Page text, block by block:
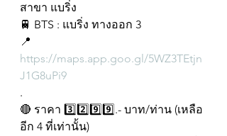
สาขา แบริ่ง
🚆 BTS : แบริ่ง ทางออก 3
📍
https://maps.app.goo.gl/5WZ3TEtjn
J1G8uPi9
.
🔴 ราคา 3️⃣2️⃣9️⃣9️⃣.- บาท/ท่าน (เหลือ
อีก 4 ที่เท่านั้น)